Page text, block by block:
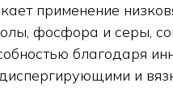
применение
фосфора и серы,
благодаря
и